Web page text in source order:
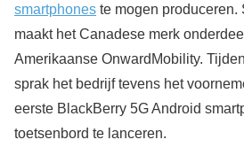
smartphones te mogen
maakt het Canadese merk
Amerikaanse OnwardMobility.
sprak het bedrijf tevens het
eerste BlackBerry 5G Android
toetsenbord te lanceren.